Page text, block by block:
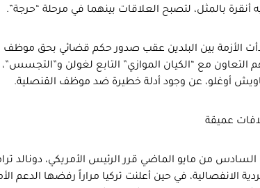
أنقرة بالمثل، لتصبح العلاقات بينهما في مرحلة “حرجة”.
الأزمة بين البلدين عقب صدور حكم قضائي بحق موظف
التعاون مع “الكيان الموازي” التابع لغولن
أوغلو، عن وجود أدلة خطيرة ضد موظف القنصلية.
عميقة
السادس من مايو الماضي قرر الرئيس الأمريكي، دونالد
الانفصالية، في حين أعلنت تركيا مراراً رفضها